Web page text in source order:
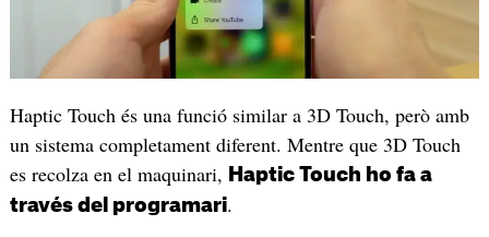
Haptic Touch és una funció similar a 3D Touch, però amb
un sistema completament diferent. Mentre que 3D Touch
es recolza en el maquinari, Haptic Touch ho fa a
través del programari.